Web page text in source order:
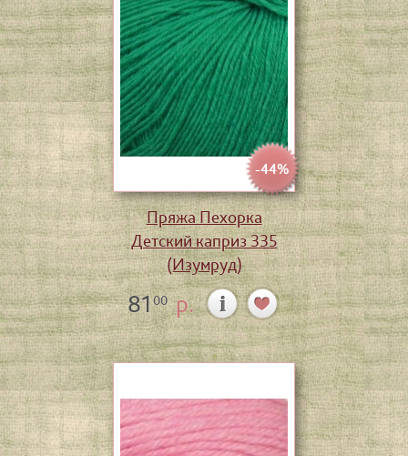
-44%
Пряжа Пехорка
Детский каприз 335
(Изумруд)
8100р.